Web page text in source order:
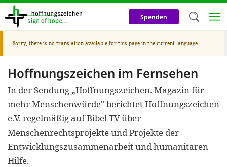
Skip
content
Spenden
Warning
message
Sorry, there is no translation available for this page in the current language.
Hoffnungszeichen im Fernsehen
In der Sendung „Hoffnungszeichen. Magazin für
mehr Menschenwürde" berichtet Hoffnungszeichen
e.V. regelmäßig auf Bibel TV über
Menschenrechtsprojekte und Projekte der
Entwicklungszusammenarbeit und humanitären
Hilfe.
We use
our
cookies